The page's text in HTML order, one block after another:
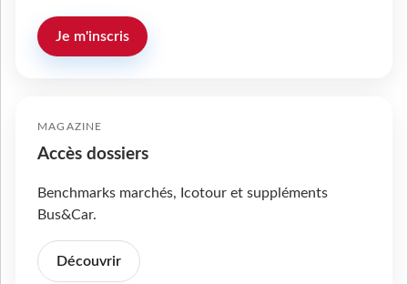
Je m'inscris
MAGAZINE
Accès dossiers
Benchmarks marchés, Icotour et suppléments
Bus&Car.
Découvrir